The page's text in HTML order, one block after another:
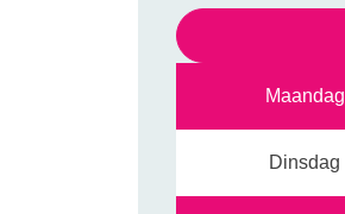
Maandag
Dinsdag